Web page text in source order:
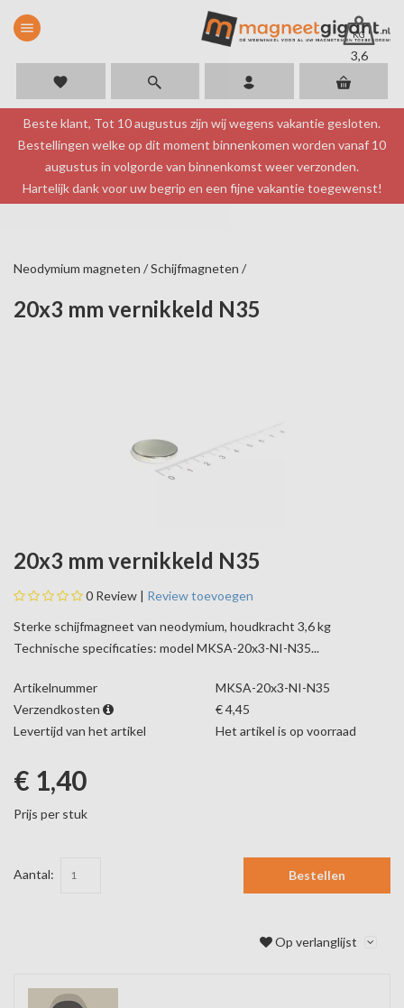
menu
favorite
Beste klant, Tot 10 augustus zijn wij wegens vakantie gesloten.
Bestellingen welke op dit moment binnenkomen worden vanaf 10
augustus in volgorde van binnenkomst weer verzonden.
Hartelijk dank voor uw begrip en een fijne vakantie toegewenst!
Neodymium magneten /Schijfmagneten /
20x3 mm vernikkeld N35
20x3 mm vernikkeld N35
0 Review | Review toevoegen
Sterke schijfmagneet van neodymium, houdkracht 3,6 kg
Technische specificaties: model MKSA-20x3-NI-N35...
Artikelnummer
MKSA-20x3-NI-N35
Verzendkosten
€ 4,45
Levertijd van het artikel
Het artikel is op voorraad
€ 1,40
Prijs per stuk
Aantal: Bestellen
Op verlanglijst
KG
3,6